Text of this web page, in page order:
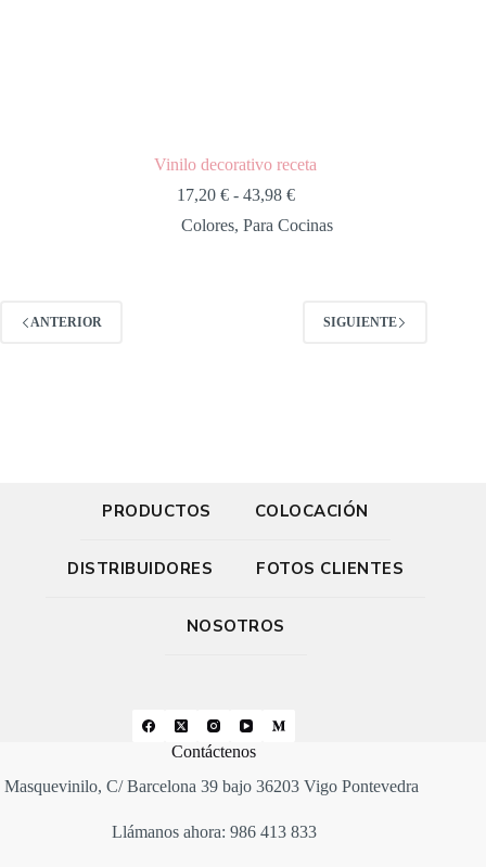
Vinilo decorativo receta
17,20 € - 43,98 €
Colores,Para Cocinas
ANTERIOR SIGUIENTE
PRODUCTOS COLOCACIÓN
DISTRIBUIDORES FOTOS CLIENTES
NOSOTROS
Contáctenos
Masquevinilo, C/ Barcelona 39 bajo 36203 Vigo Pontevedra
Llámanos ahora: 986 413 833